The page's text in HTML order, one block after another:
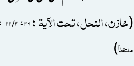
(خازن، النحل، تحت الآیۃ: ۳۶،۳ / ۱۲۲
ملتقطاً)